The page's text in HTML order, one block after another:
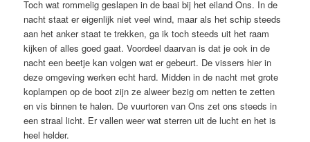
Toch wat rommelig geslapen in de baai bij het eiland Ons. In de
nacht staat er eigenlijk niet veel wind, maar als het schip steeds
aan het anker staat te trekken, ga ik toch steeds uit het raam
kijken of alles goed gaat. Voordeel daarvan is dat je ook in de
nacht een beetje kan volgen wat er gebeurt. De vissers hier in
deze omgeving werken echt hard. Midden in de nacht met grote
koplampen op de boot zijn ze alweer bezig om netten te zetten
en vis binnen te halen. De vuurtoren van Ons zet ons steeds in
een straal licht. Er vallen weer wat sterren uit de lucht en het is
heel helder.